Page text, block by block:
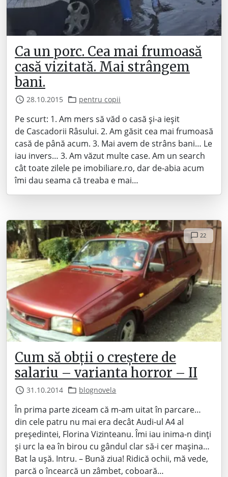
Ca un porc. Cea mai frumoasă
casă vizitată. Mai strângem
bani.
28.10.2015 pentru copii
Pe scurt: 1. Am mers să văd o casă și-a ieșit
de Cascadorii Râsului. 2. Am găsit cea mai frumoasă
casă de până acum. 3. Mai avem de strâns bani… Le
iau invers… 3. Am văzut multe case. Am un search
cât toate zilele pe imobiliare.ro, dar de-abia acum
îmi dau seama că treaba e mai…
22
Cum să obții o creștere de
salariu – varianta horror – II
31.10.2014 blognovela
În prima parte ziceam că m-am uitat în parcare…
din cele patru nu mai era decât Audi-ul A4 al
președintei, Florina Vizinteanu. Îmi iau inima-n dinți
și urc la ea în birou cu gândul clar să-i cer mașina…
Bat la ușă. Intru. – Bună ziua! Ridică ochii, mă vede,
parcă o încearcă un zâmbet, coboară…